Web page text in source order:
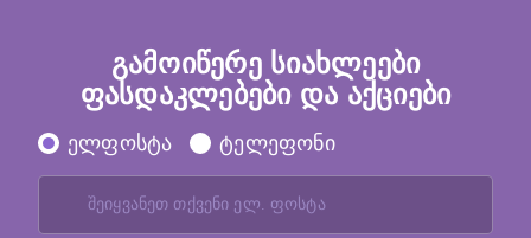
გამოიწერე სიახლეები
ფასდაკლებები და აქციები
ელფოსტა ტელეფონი